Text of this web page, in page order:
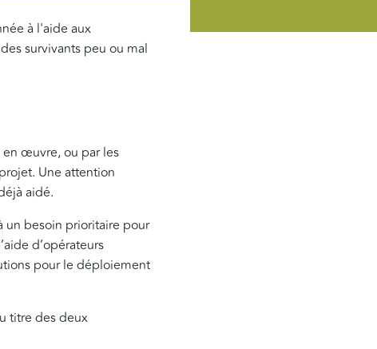
à l'aide aux
survivants peu ou mal
en œuvre, ou par les
Une attention
aidé.
un besoin prioritaire pour
d’opérateurs
pour le déploiement
titre des deux